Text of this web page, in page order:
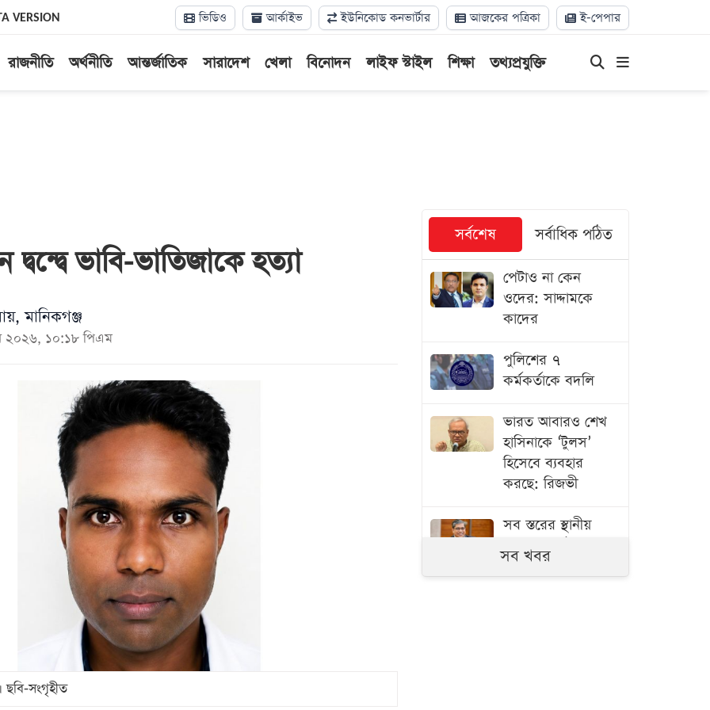
VERSION ভিডিও আর্কাইভ ইউনিকোড কনভার্টার আজকের পত্রিকা ই-পেপার
রাজনীতি অর্থনীতি আন্তর্জাতিক সারাদেশ খেলা বিনোদন লাইফ স্টাইল শিক্ষা তথ্যপ্রযুক্তি
দ্বন্দ্বে ভাবি-ভাতিজাকে হত্যা
মানিকগঞ্জ
২০২৬, ১০:১৮ পিএম
ছবি-সংগৃহীত
সর্বশেষ সর্বাধিক পঠিত
পেটাও না কেন
ওদের: সাদ্দামকে
কাদের
পুলিশের ৭
কর্মকর্তাকে বদলি
ভারত আবারও শেখ
হাসিনাকে ‘টুলস’
হিসেবে ব্যবহার
করছে: রিজভী
সব স্তরের স্থানীয়
সরকার নির্বাচন হবে
চলতি অর্থবছরেই:
সব খবর